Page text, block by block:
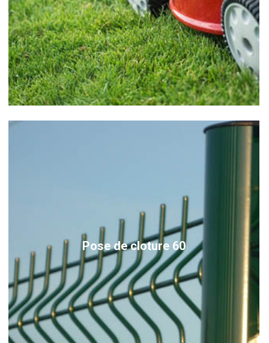
Pose de cloture 60